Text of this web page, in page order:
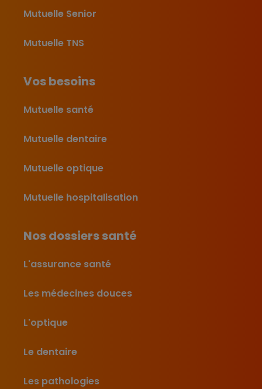
Mutuelle Senior
Mutuelle TNS
Vos besoins
Mutuelle santé
Mutuelle dentaire
Mutuelle optique
Mutuelle hospitalisation
Nos dossiers santé
L'assurance santé
Les médecines douces
L'optique
Le dentaire
Les pathologies